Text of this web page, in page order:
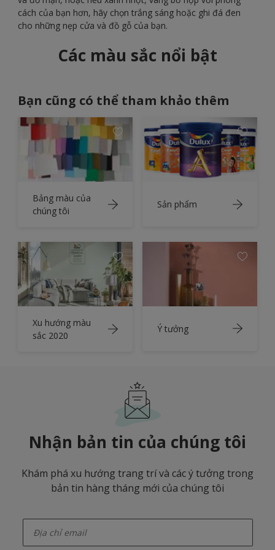
cách của bạn hơn, hãy chọn trắng sáng hoặc ghi đá đen
cho những nẹp cửa và đồ gỗ của bạn.
Các màu sắc nổi bật
Bạn cũng có thể tham khảo thêm
Bảng màu của
chúng tôi
Sản phẩm
Xu hướng màu
sắc 2020
Ý tưởng
Nhận bản tin của chúng tôi
Khám phá xu hướng trang trí và các ý tưởng trong
bản tin hàng tháng mới của chúng tôi